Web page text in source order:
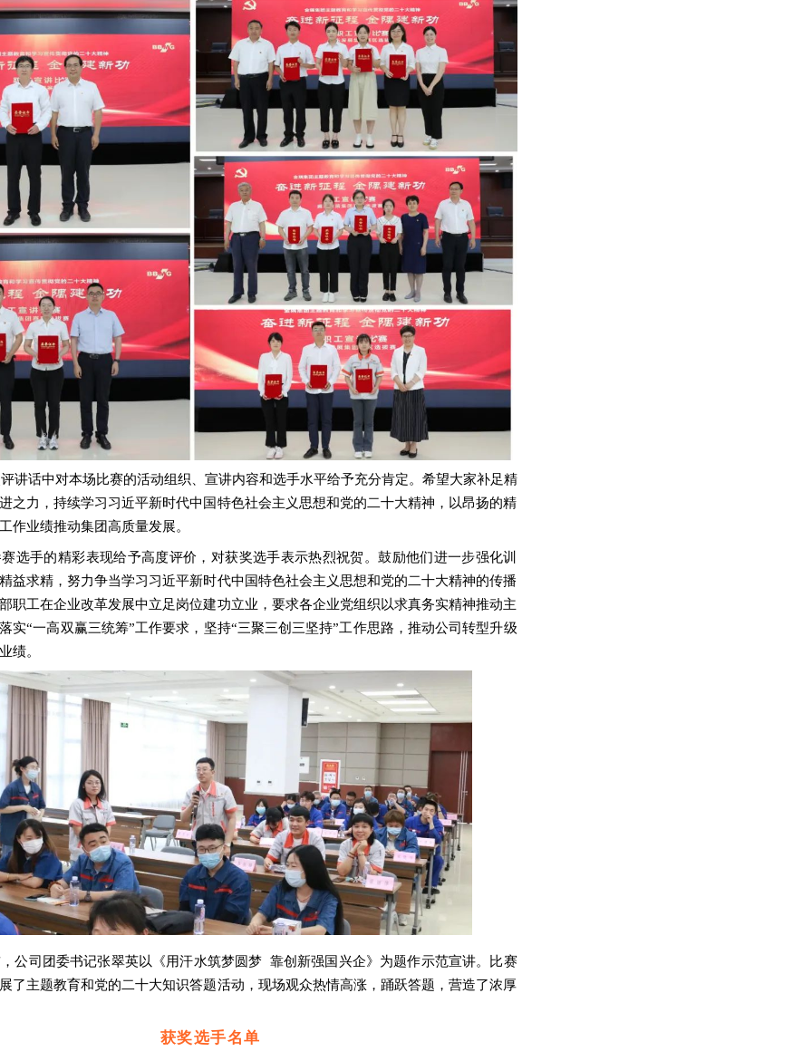
讲话中对本场比赛的活动组织、宣讲内容和选手水平给予充分肯定。希望大家补足精
之力，持续学习习近平新时代中国特色社会主义思想和党的二十大精神，以昂扬的精
作业绩推动集团高质量发展。
选手的精彩表现给予高度评价，对获奖选手表示热烈祝贺。鼓励他们进一步强化训
益求精，努力争当学习习近平新时代中国特色社会主义思想和党的二十大精神的传播
职工在企业改革发展中立足岗位建功立业，要求各企业党组织以求真务实精神推动主
实“一高双赢三统筹”工作要求，坚持“三聚三创三坚持”工作思路，推动公司转型升级
绩。
公司团委书记张翠英以《用汗水筑梦圆梦 靠创新强国兴企》为题作示范宣讲。
比赛
了主题教育和党的二十大知识答题活动，现场观众热情高涨，踊跃答题，营造了浓厚
获奖选手名单